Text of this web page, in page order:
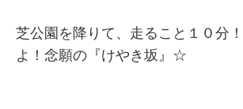
芝公園を降りて、走ること１０分
よ！念願の『けやき坂』☆